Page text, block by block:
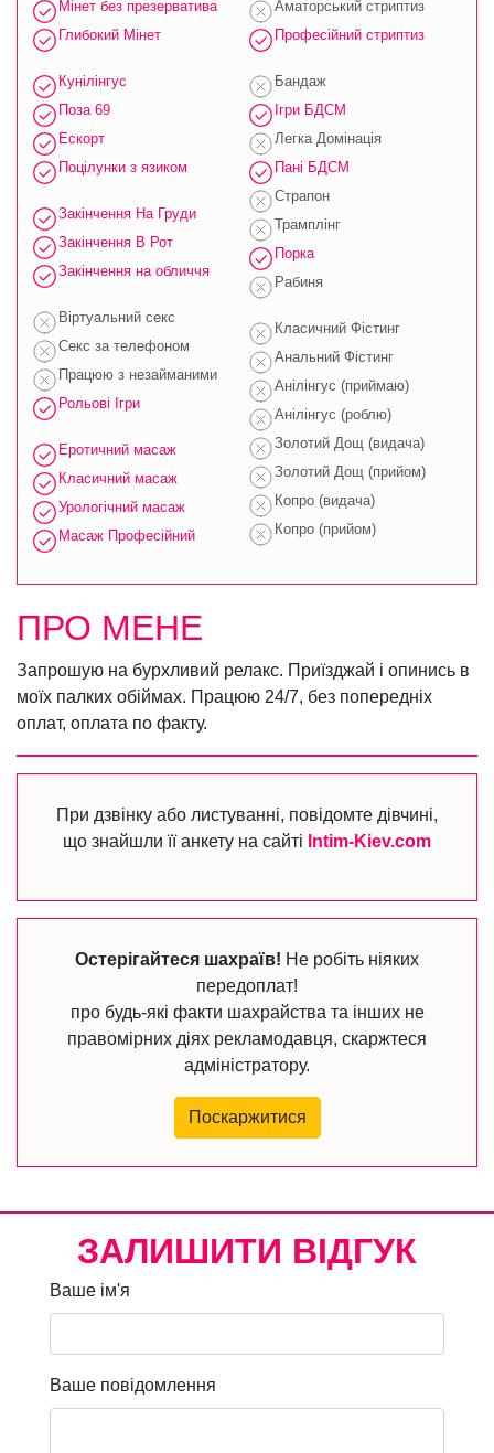
Мінет без презерватива
Глибокий Мінет
Кунілінгус
Поза 69
Ескорт
Поцілунки з язиком
Закінчення На Груди
Закінчення В Рот
Закінчення на обличчя
Віртуальний секс
Секс за телефоном
Працюю з незайманими
Рольові Ігри
Еротичний масаж
Класичний масаж
Урологічний масаж
Масаж Професійний
Аматорський стриптиз
Професійний стриптиз
Бандаж
Ігри БДСМ
Легка Домінація
Пані БДСМ
Страпон
Трамплінг
Порка
Рабиня
Класичний Фістинг
Анальний Фістинг
Анілінгус (приймаю)
Анілінгус (роблю)
Золотий Дощ (видача)
Золотий Дощ (прийом)
Копро (видача)
Копро (прийом)
ПРО МЕНЕ
Запрошую на бурхливий релакс. Приїзджай і опинись в
моїх палких обіймах. Працюю 24/7, без попередніх
оплат, оплата по факту.
При дзвінку або листуванні, повідомте дівчині,
що знайшли її анкету на сайті Intim-Kiev.com
Остерігайтеся шахраїв! Не робіть ніяких
передоплат!
про будь-які факти шахрайства та інших не
правомірних діях рекламодавця, скаржтеся
адміністратору.
Поскаржитися
ЗАЛИШИТИ ВІДГУК
Ваше ім'я
Ваше повідомлення